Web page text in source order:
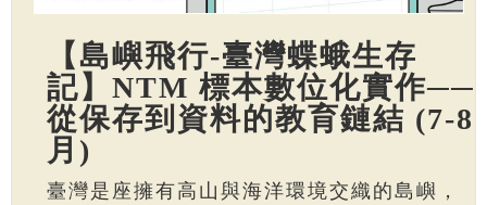
【島嶼飛行-臺灣蝶蛾生存
記】NTM 標本數位化實作──
從保存到資料的教育鏈結 (7-8
月)
臺灣是座擁有高山與海洋環境交織的島嶼，